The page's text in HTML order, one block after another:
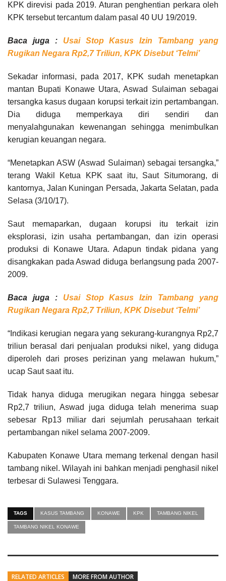
KPK direvisi pada 2019. Aturan penghentian perkara oleh
KPK tersebut tercantum dalam pasal 40 UU 19/2019.
Baca juga : Usai Stop Kasus Izin Tambang yang
Rugikan Negara Rp2,7 Triliun, KPK Disebut ‘Telmi’
Sekadar informasi, pada 2017, KPK sudah menetapkan
mantan Bupati Konawe Utara, Aswad Sulaiman sebagai
tersangka kasus dugaan korupsi terkait izin pertambangan.
Dia diduga memperkaya diri sendiri dan
menyalahgunakan kewenangan sehingga menimbulkan
kerugian keuangan negara.
“Menetapkan ASW (Aswad Sulaiman) sebagai tersangka,”
terang Wakil Ketua KPK saat itu, Saut Situmorang, di
kantornya, Jalan Kuningan Persada, Jakarta Selatan, pada
Selasa (3/10/17).
Saut memaparkan, dugaan korupsi itu terkait izin
eksplorasi, izin usaha pertambangan, dan izin operasi
produksi di Konawe Utara. Adapun tindak pidana yang
disangkakan pada Aswad diduga berlangsung pada 2007-
2009.
Baca juga : Usai Stop Kasus Izin Tambang yang
Rugikan Negara Rp2,7 Triliun, KPK Disebut ‘Telmi’
“Indikasi kerugian negara yang sekurang-kurangnya Rp2,7
triliun berasal dari penjualan produksi nikel, yang diduga
diperoleh dari proses perizinan yang melawan hukum,”
ucap Saut saat itu.
Tidak hanya diduga merugikan negara hingga sebesar
Rp2,7 triliun, Aswad juga diduga telah menerima suap
sebesar Rp13 miliar dari sejumlah perusahaan terkait
pertambangan nikel selama 2007-2009.
Kabupaten Konawe Utara memang terkenal dengan hasil
tambang nikel. Wilayah ini bahkan menjadi penghasil nikel
terbesar di Sulawesi Tenggara.
TAGS KASUS TAMBANG KONAWE KPK TAMBANG NIKEL
TAMBANG NIKEL KONAWE
RELATED ARTICLES MORE FROM AUTHOR